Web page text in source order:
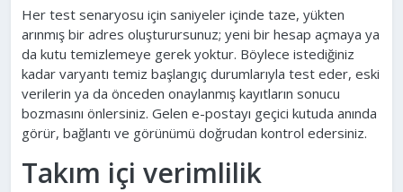
Her test senaryosu için saniyeler içinde taze, yükten
arınmış bir adres oluşturursunuz; yeni bir hesap açmaya ya
da kutu temizlemeye gerek yoktur. Böylece istediğiniz
kadar varyantı temiz başlangıç durumlarıyla test eder, eski
verilerin ya da önceden onaylanmış kayıtların sonucu
bozmasını önlersiniz. Gelen e-postayı geçici kutuda anında
görür, bağlantı ve görünümü doğrudan kontrol edersiniz.
Takım içi verimlilik